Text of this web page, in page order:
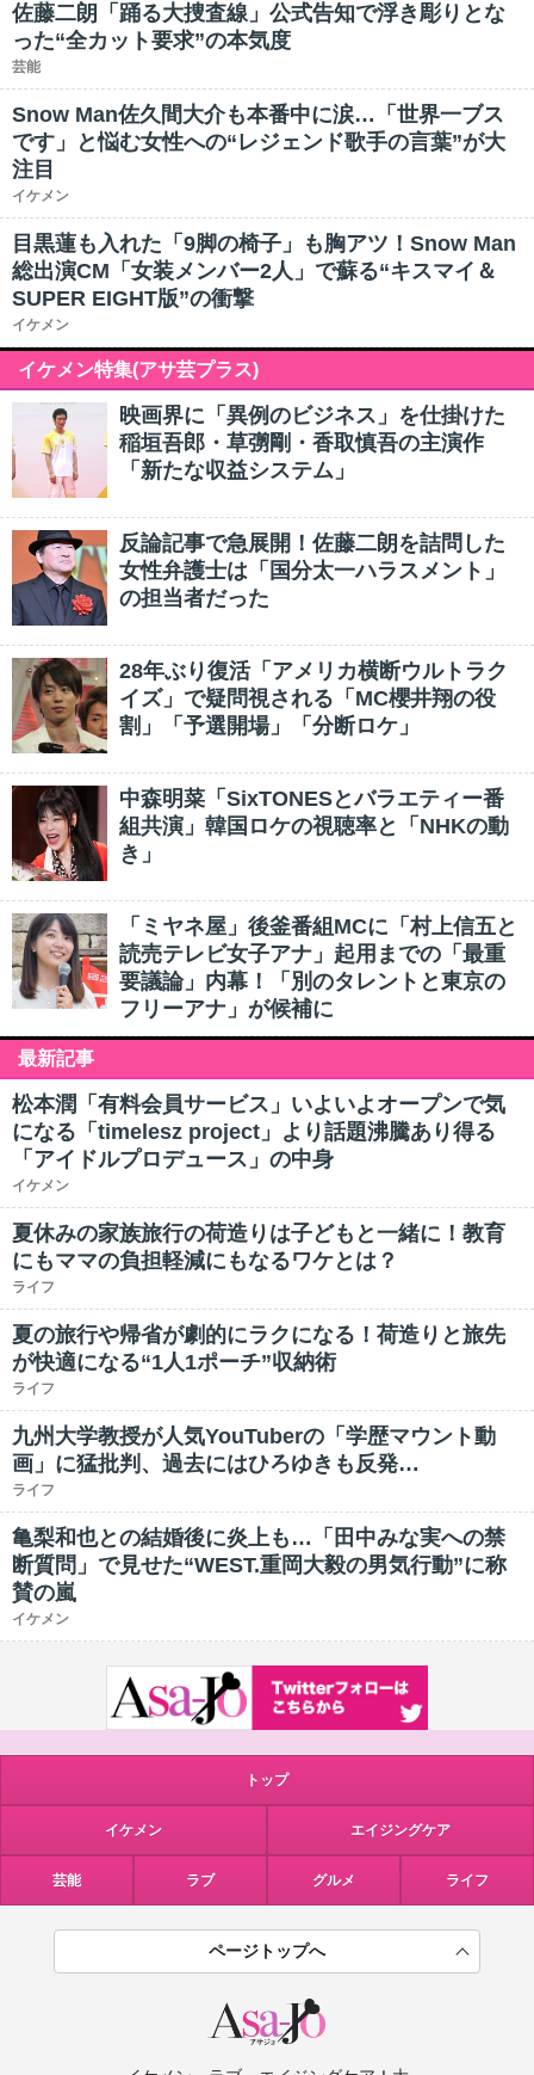
佐藤二朗「踊る大捜査線」公式告知で浮き彫りとな
った“全カット要求”の本気度
芸能
Snow Man佐久間大介も本番中に涙…「世界一ブス
です」と悩む女性への“レジェンド歌手の言葉”が大
注目
イケメン
目黒蓮も入れた「9脚の椅子」も胸アツ！Snow Man
総出演CM「女装メンバー2人」で蘇る“キスマイ＆
SUPER EIGHT版”の衝撃
イケメン
イケメン特集(アサ芸プラス)
映画界に「異例のビジネス」を仕掛けた
稲垣吾郎・草彅剛・香取慎吾の主演作
「新たな収益システム」
反論記事で急展開！佐藤二朗を詰問した
女性弁護士は「国分太一ハラスメント」
の担当者だった
28年ぶり復活「アメリカ横断ウルトラク
イズ」で疑問視される「MC櫻井翔の役
割」「予選開場」「分断ロケ」
中森明菜「SixTONESとバラエティー番
組共演」韓国ロケの視聴率と「NHKの動
き」
「ミヤネ屋」後釜番組MCに「村上信五と
読売テレビ女子アナ」起用までの「最重
要議論」内幕！「別のタレントと東京の
フリーアナ」が候補に
最新記事
松本潤「有料会員サービス」いよいよオープンで気
になる「timelesz project」より話題沸騰あり得る
「アイドルプロデュース」の中身
イケメン
夏休みの家族旅行の荷造りは子どもと一緒に！教育
にもママの負担軽減にもなるワケとは？
ライフ
夏の旅行や帰省が劇的にラクになる！荷造りと旅先
が快適になる“1人1ポーチ”収納術
ライフ
九州大学教授が人気YouTuberの「学歴マウント動
画」に猛批判、過去にはひろゆきも反発…
ライフ
亀梨和也との結婚後に炎上も…「田中みな実への禁
断質問」で見せた“WEST.重岡大毅の男気行動”に称
賛の嵐
イケメン
トップ
イケメン エイジングケア
芸能 ラブ グルメ ライフ
ページトップへ